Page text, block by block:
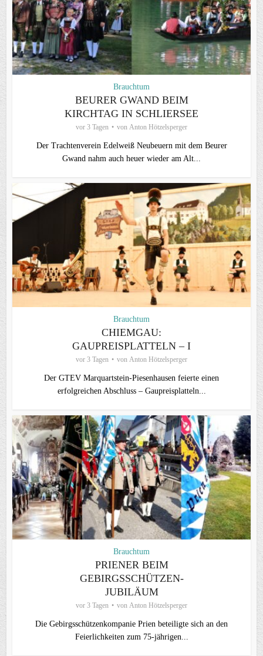
Brauchtum
BEURER GWAND BEIM
KIRCHTAG IN SCHLIERSEE
vor 3 Tagen von Anton Hötzelsperger
Der Trachtenverein Edelweiß Neubeuern mit dem Beurer
Gwand nahm auch heuer wieder am Alt...
Brauchtum
CHIEMGAU:
GAUPREISPLATTELN – I
vor 3 Tagen von Anton Hötzelsperger
Der GTEV Marquartstein-Piesenhausen feierte einen
erfolgreichen Abschluss – Gaupreisplatteln...
Brauchtum
PRIENER BEIM
GEBIRGSSCHÜTZEN-
JUBILÄUM
vor 3 Tagen von Anton Hötzelsperger
Die Gebirgsschützenkompanie Prien beteiligte sich an den
Feierlichkeiten zum 75-jährigen...